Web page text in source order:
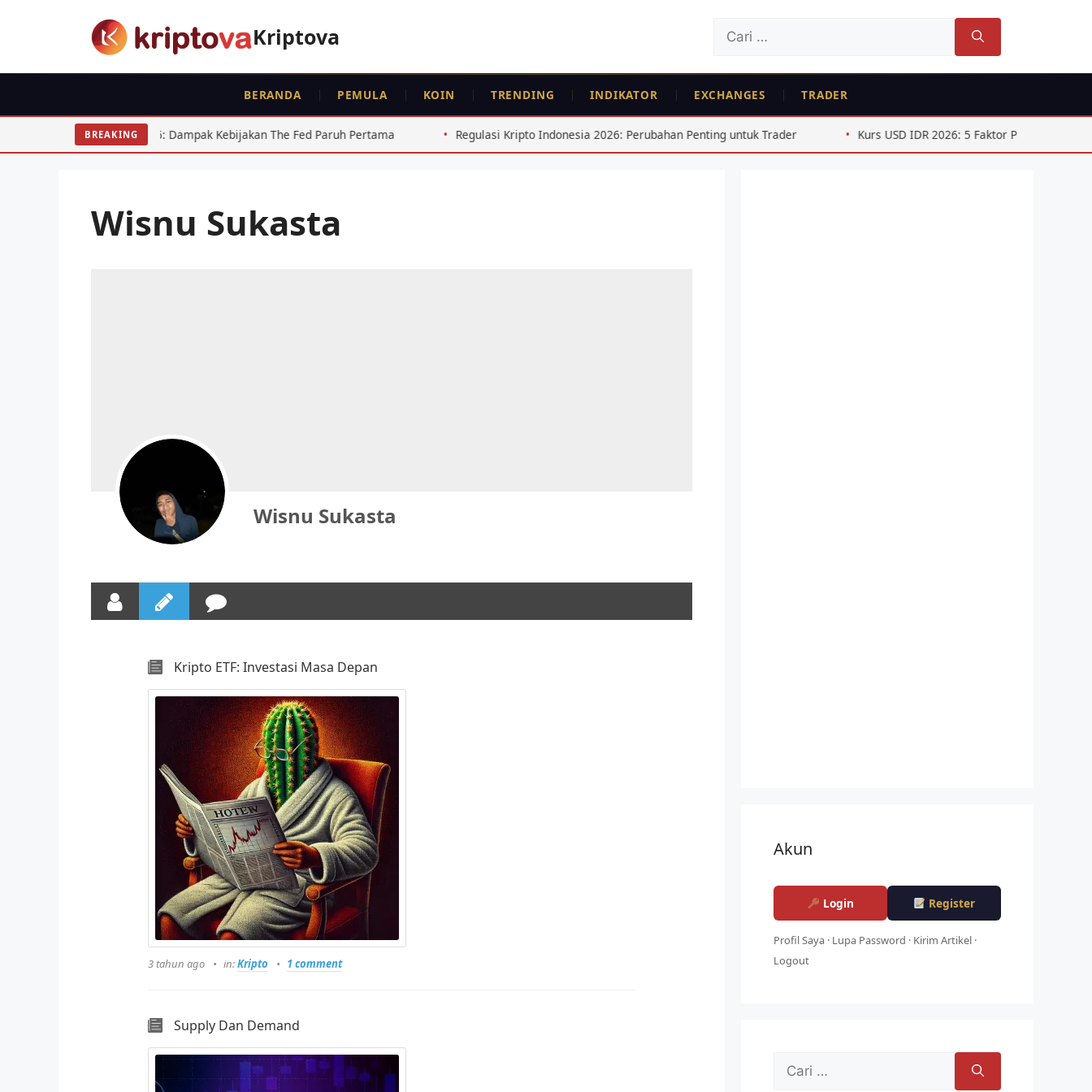
Kriptova
Cari
BERANDA PEMULA KOIN TRENDING INDIKATOR EXCHANGES TRADER
BREAKING
2026: Dampak Kebijakan The Fed Paruh Pertama Regulasi Kripto Indonesia 2026: Perubahan Penting untuk Trader Kurs USD IDR 2026: 5 Faktor Penggerak Pelemahan Rupiah
Wisnu Sukasta
Wisnu Sukasta
Kripto ETF: Investasi Masa Depan
3 tahun ago in:Kripto 1 comment
Supply Dan Demand
Akun
Login Register
Profil Saya · Lupa Password · Kirim Artikel ·
Logout
Cari